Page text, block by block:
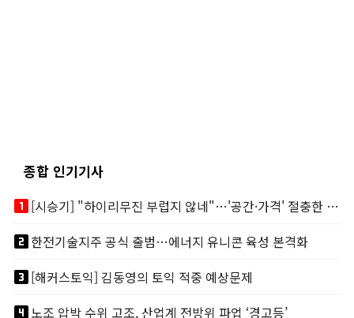
종합 인기기사
looks_one
[시승기] "하이리무진 부럽지 않네"…'공간·가격' 절충한 카니발 하이루프
looks_two한전기술지주 공식 출범…에너지 유니콘 육성 본격화
looks_3[해커스토익] 김동영의 토익 적중 예상문제
looks_4노조 압박 수위 고조, 산업계 전방위 파업 ‘경고등’